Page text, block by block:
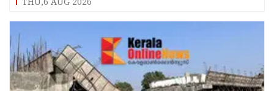
THU,6 AUG 2026